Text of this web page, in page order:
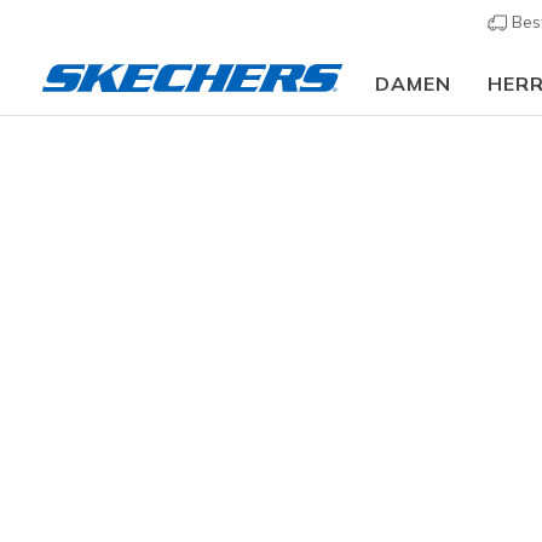
DAMEN